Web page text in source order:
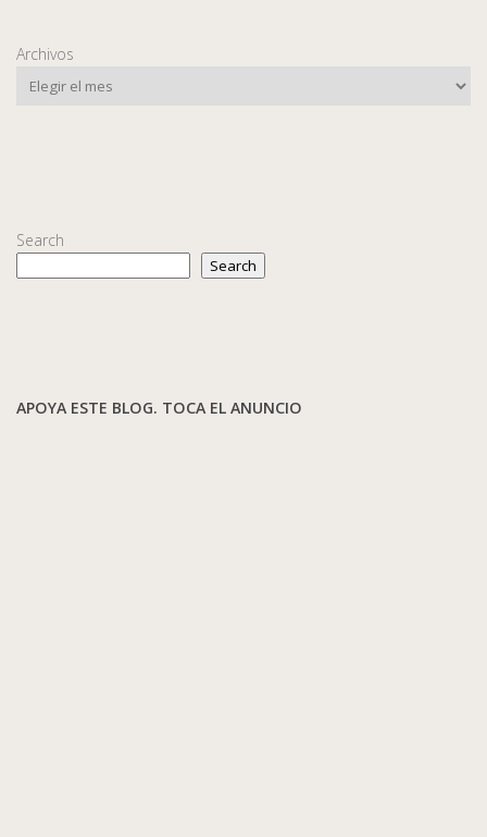
Archivos
Search
Search
APOYA ESTE BLOG. TOCA EL ANUNCIO